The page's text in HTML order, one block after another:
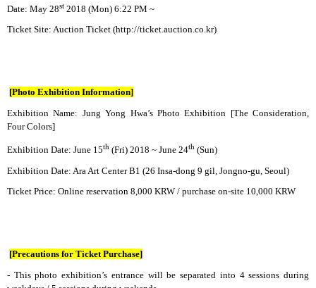
Date: May 28st 2018 (Mon) 6:22 PM ~
Ticket Site: Auction Ticket (http://ticket.auction.co.kr)
[Photo Exhibition Information]
Exhibition Name: Jung Yong Hwa’s Photo Exhibition [The Consideration,
Four Colors]
Exhibition Date: June 15th (Fri) 2018 ~ June 24th (Sun)
Exhibition Date: Ara Art Center B1 (26 Insa-dong 9 gil, Jongno-gu, Seoul)
Ticket Price: Online reservation 8,000 KRW / purchase on-site 10,000 KRW
[Precautions for Ticket Purchase]
- This photo exhibition’s entrance will be separated into 4 sessions during